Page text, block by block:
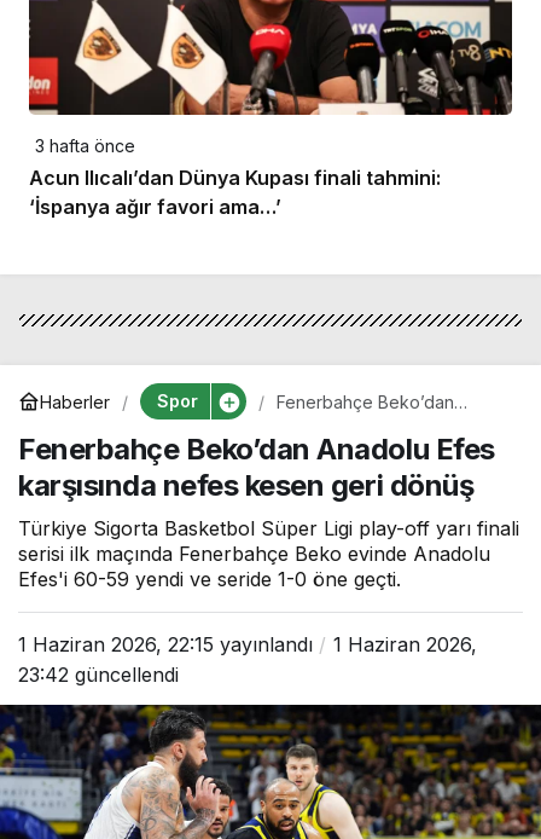
3 hafta önce
Acun Ilıcalı’dan Dünya Kupası finali tahmini:
‘İspanya ağır favori ama…’
Haberler Spor
Fenerbahçe Beko’dan
nefes kesen geri dönüş
Fenerbahçe Beko’dan Anadolu Efes
karşısında nefes kesen geri dönüş
Türkiye Sigorta Basketbol Süper Ligi play-off yarı finali
serisi ilk maçında Fenerbahçe Beko evinde Anadolu
Efes'i 60-59 yendi ve seride 1-0 öne geçti.
1 Haziran 2026, 22:15 yayınlandı
1 Haziran 2026,
23:42 güncellendi